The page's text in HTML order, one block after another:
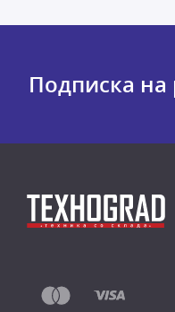
Подписка на